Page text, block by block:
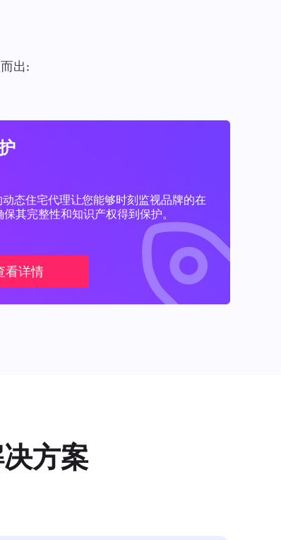
出:
动态住宅代理让您能够时刻监视品牌的在
其完整性和知识产权得到保护。
看详情
方案